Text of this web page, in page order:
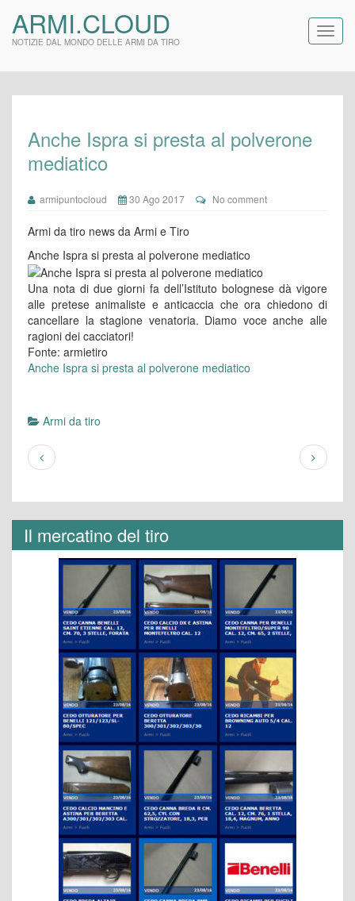
ARMI.CLOUD
NOTIZIE DAL MONDO DELLE ARMI DA TIRO
Anche Ispra si presta al polverone
mediatico
armipuntocloud 30 Ago 2017 No comment
Armi da tiro news da Armi e Tiro
Anche Ispra si presta al polverone mediatico
Una nota di due giorni fa dell’Istituto bolognese dà vigore
alle pretese animaliste e anticaccia che ora chiedono di
cancellare la stagione venatoria. Diamo voce anche alle
ragioni dei cacciatori!
Fonte: armietiro
Anche Ispra si presta al polverone mediatico
Armi da tiro
Il mercatino del tiro